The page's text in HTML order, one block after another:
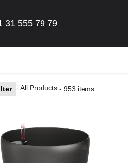
31 555 79 79
All Products - 953 items